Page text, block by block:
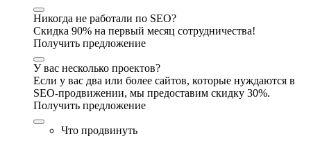
Никогда не работали по SEO?
Скидка 90% на первый месяц сотрудничества!
Получить предложение
У вас несколько проектов?
Если у вас два или более сайтов, которые нуждаются в
SEO-продвижении, мы предоставим скидку 30%.
Получить предложение
Что продвинуть